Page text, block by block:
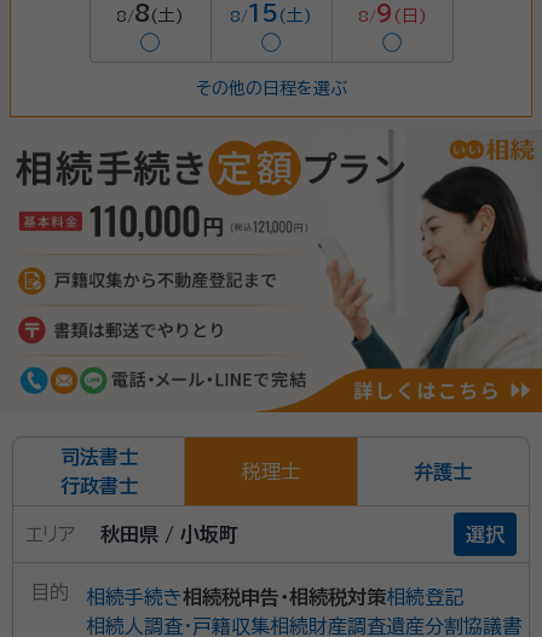
8/8 (土)
◯
8/15(土)
◯
8/9 (日)
◯
その他の日程を選ぶ
司法書士
行政書士
税理士 弁護士
エリア 秋田県 / 小坂町 選択
目的 相続手続き相続税申告・相続税対策相続登記
相続人調査・戸籍収集相続財産調査遺産分割協議書